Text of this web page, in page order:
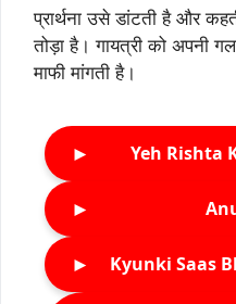
प्रार्थना उसे डांटती है और
तोड़ा है। गायत्री को अपनी
माफी मांगती है।
► Yeh Rishta
►
► Kyunki Saas